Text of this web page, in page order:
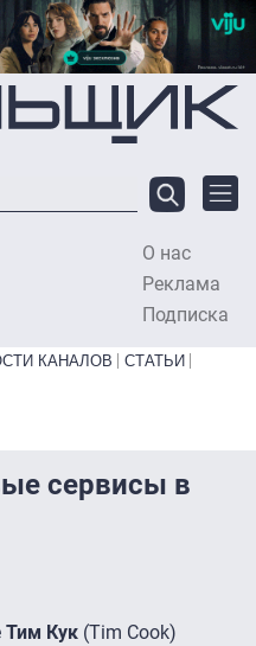
О нас
Реклама
Подписка
КАНАЛОВ
СТАТЬИ
сервисы в
Тим Кук (Tim Cook)